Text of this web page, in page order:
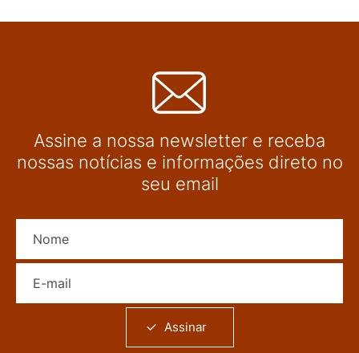
Assine a nossa newsletter e receba
nossas notícias e informações direto no
seu email
Assinar